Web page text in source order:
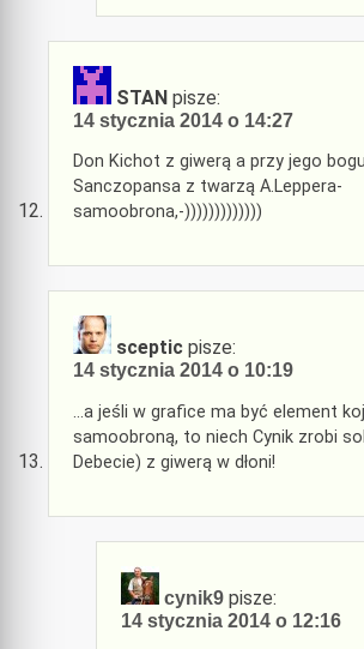
STAN pisze:
14 stycznia 2014 o 14:27
Don Kichot z giwerą a przy jego
Sanczopansa z twarzą A.Leppera-
samoobrona,-)))))))))))))
sceptic pisze:
14 stycznia 2014 o 10:19
…a jeśli w grafice ma być element
samoobroną, to niech Cynik zrobi
Debecie) z giwerą w dłoni!
cynik9 pisze:
14 stycznia 2014 o 12:16